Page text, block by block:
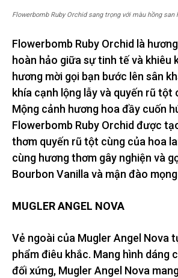
Flowerbomb Ruby Orchid sang trọng với màu hồng san
Flowerbomb Ruby Orchid là
hoàn hảo giữa sự tinh tế và khiêu
hương mời gọi bạn bước lên sân
khía cạnh lộng lẫy và quyến rũ tột
Mộng cảnh hương hoa đầy cuốn
Flowerbomb Ruby Orchid được
thơm quyến rũ tột cùng của hoa
cùng hương thơm gây nghiện và
Bourbon Vanilla và mận đào
MUGLER ANGEL NOVA
Vẻ ngoài của Mugler Angel Nova
phẩm điêu khắc. Mang hình dáng
đối xứng, Mugler Angel Nova